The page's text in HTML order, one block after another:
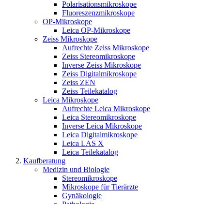
Polarisationsmikroskope
Fluoreszenzmikroskope
OP-Mikroskope
Leica OP-Mikroskope
Zeiss Mikroskope
Aufrechte Zeiss Mikroskope
Zeiss Stereomikroskope
Inverse Zeiss Mikroskope
Zeiss Digitalmikroskope
Zeiss ZEN
Zeiss Teilekatalog
Leica Mikroskope
Aufrechte Leica Mikroskope
Leica Stereomikroskope
Inverse Leica Mikroskope
Leica Digitalmikroskope
Leica LAS X
Leica Teilekatalog
Kaufberatung
Medizin und Biologie
Stereomikroskope
Mikroskope für Tierärzte
Gynäkologie